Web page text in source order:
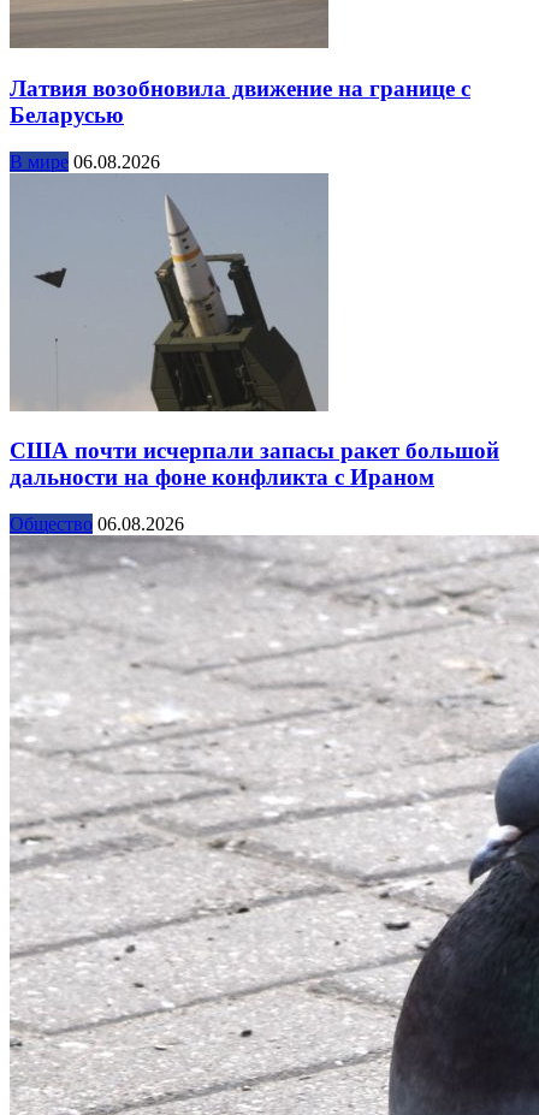
Латвия возобновила движение на границе с
Беларусью
В мире 06.08.2026
США почти исчерпали запасы ракет большой
дальности на фоне конфликта с Ираном
Общество 06.08.2026